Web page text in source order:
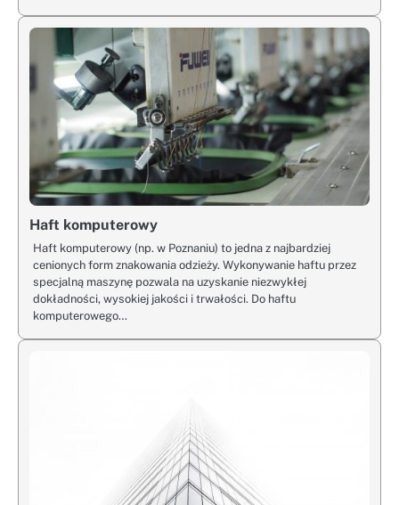
Haft komputerowy
Haft komputerowy (np. w Poznaniu) to jedna z najbardziej
cenionych form znakowania odzieży. Wykonywanie haftu przez
specjalną maszynę pozwala na uzyskanie niezwykłej
dokładności, wysokiej jakości i trwałości. Do haftu
komputerowego…